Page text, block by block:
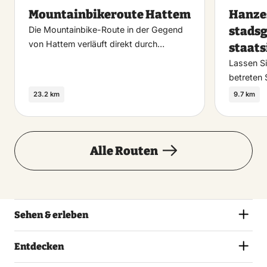
Mountainbikeroute Hattem
Die Mountainbike-Route in der Gegend
von Hattem verläuft direkt durch…
23.2 km
favoriet
Lassen
betreten
9.7 km
Alle Routen
Sehen & erleben
Entdecken